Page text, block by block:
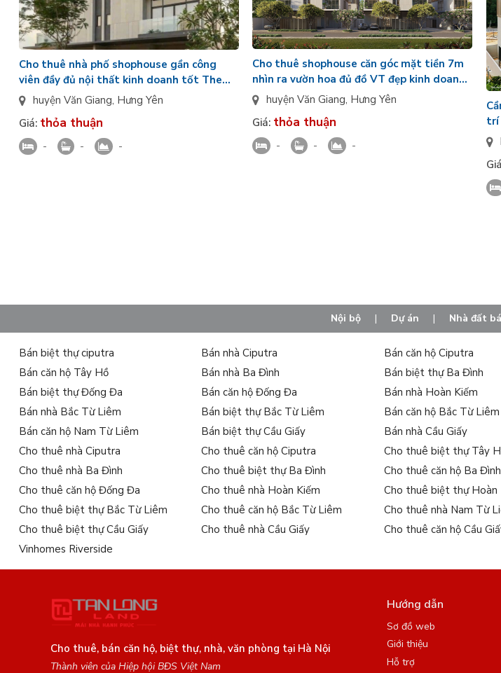
Cho thuê nhà phố shophouse gần công
viên đầy đủ nội thất kinh doanh tốt The
Capitaland Hưng Yên
huyện Văn Giang, Hưng Yên
Giá: thỏa thuận
- - -
Cho thuê shophouse căn góc mặt tiền 7m
nhìn ra vườn hoa đủ đồ VT đẹp kinh doanh
The Fullton
huyện Văn Giang, Hưng Yên
Giá: thỏa thuận
- - -
trí
Nội bộ | Dự án | Nhà đất
Bán biệt thự ciputra Bán nhà Ciputra Bán căn hộ Ciputra
Bán căn hộ Tây Hồ
Bán nhà Ba Đình Bán biệt thự Ba Đình
Bán biệt thự Đống Đa
Bán căn hộ Đống Đa Bán nhà Hoàn Kiếm
Bán nhà Bắc Từ Liêm
Bán biệt thự Bắc Từ Liêm Bán căn hộ Bắc Từ Liêm
Bán căn hộ Nam Từ Liêm
Bán biệt thự Cầu Giấy Bán nhà Cầu Giấy
Cho thuê nhà Ciputra
Cho thuê căn hộ Ciputra Cho thuê biệt thự Tây
Cho thuê nhà Ba Đình
Cho thuê biệt thự Ba Đình Cho thuê căn hộ Ba Đình
Cho thuê căn hộ Đống Đa
Cho thuê nhà Hoàn Kiếm Cho thuê biệt thự Hoàn
Cho thuê biệt thự Bắc Từ Liêm
Cho thuê căn hộ Bắc Từ Liêm Cho thuê nhà Nam Từ
Cho thuê biệt thự Cầu Giấy
Cho thuê nhà Cầu Giấy Cho thuê căn hộ Cầu
Vinhomes Riverside
Cho thuê, bán căn hộ, biệt thự, nhà, văn phòng tại Hà Nội
Thành viên của Hiệp hội BĐS Việt Nam
Hướng dẫn
Sơ đồ web
Giới thiệu
Hỗ trợ